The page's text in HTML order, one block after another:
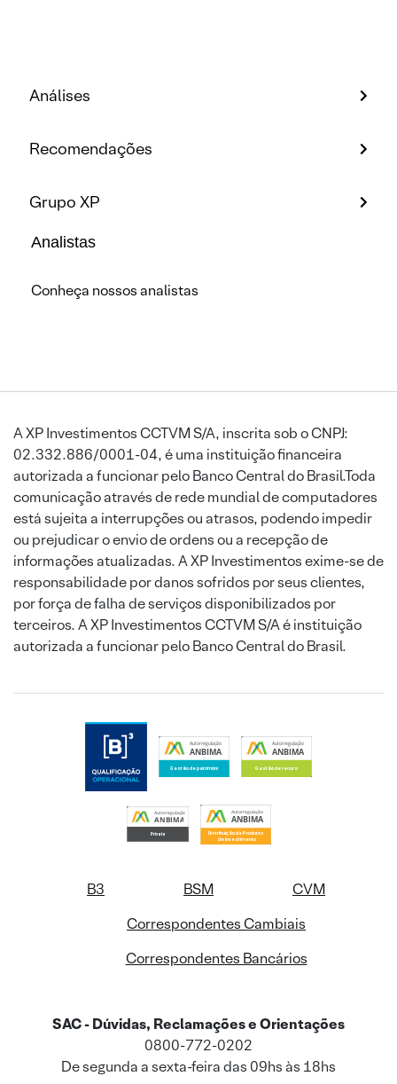
Análises
Recomendações
Grupo XP
Analistas
Conheça nossos analistas
A XP Investimentos CCTVM S/A, inscrita sob o CNPJ:
02.332.886/0001-04, é uma instituição financeira
autorizada a funcionar pelo Banco Central do Brasil.Toda
comunicação através de rede mundial de computadores
está sujeita a interrupções ou atrasos, podendo impedir
ou prejudicar o envio de ordens ou a recepção de
informações atualizadas. A XP Investimentos exime-se de
responsabilidade por danos sofridos por seus clientes,
por força de falha de serviços disponibilizados por
terceiros. A XP Investimentos CCTVM S/A é instituição
autorizada a funcionar pelo Banco Central do Brasil.
B3 BSM
CVM
Correspondentes Cambiais
Correspondentes Bancários
SAC - Dúvidas, Reclamações e Orientações
0800-772-0202
De segunda a sexta-feira das 09hs às 18hs